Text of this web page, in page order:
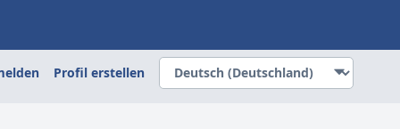
Profil erstellen